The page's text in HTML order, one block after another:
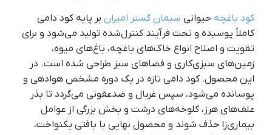
کود باغچه حیوانی سیمان گستر امیران بر پایه کود دامی
کاملاً پوسیده و تحت فرآیند کنترل‌شده تولید می‌شود و برای
تقویت و اصلاح انواع خاک‌های باغچه، باغ‌های میوه،
زمین‌های سبزی‌کاری و فضاهای سبز طراحی شده است. در
این محصول، کود دامی تازه در یک دوره مشخص هوادهی و
پوسانده می‌شود، سپس غربال و ضدعفونی می‌گردد تا بذر
علف‌های هرز، کلوخه‌های درشت و بخش بزرگی از عوامل
بیماری‌زا حذف شوند و محصول نهایی با بافتی یکنواخت،